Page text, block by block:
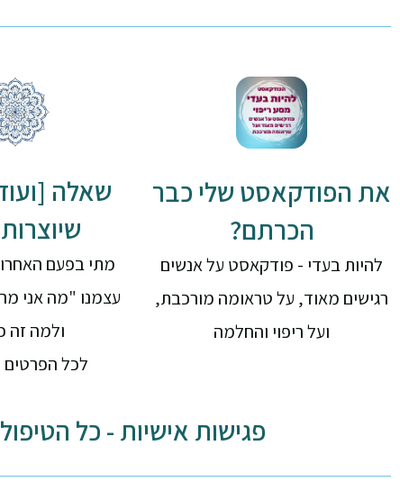
את הפודקאסט שלי כבר
הכרתם?
להיות בעדי - פודקאסט על אנשים
רגישים מאוד, על טראומה מורכבת,
ועל ריפוי והחלמה
שאלה
מתי בפעם
עצמנו "מה אני
ולמה זה
לכל הפרטים
פגישות אישיות - כל